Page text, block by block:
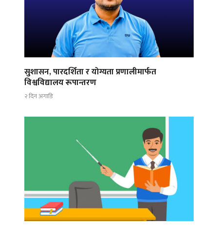
सुशासन, पारदर्शिता र योग्यता प्रणालीमार्फत
विश्वविद्यालय रूपान्तरण
२ दिन अगाडि